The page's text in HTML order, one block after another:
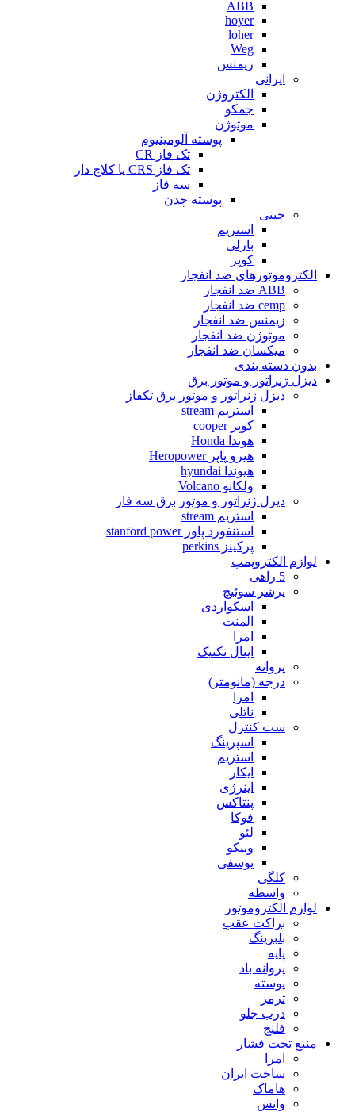
ABB
hoyer
loher
Weg
زیمنس
ایرانی
الکتروژن
جمکو
موتوژن
پوسته آلومینیوم
تک فاز CR
تک فاز CRS یا کلاچ دار
سه فاز
پوسته چدن
چینی
استریم
بارلی
کوپر
الکتروموتورهای ضد انفجار
ABB ضد انفجار
cemp ضد انفجار
زیمنس ضد انفجار
موتوژن ضد انفجار
میکسان ضد انفجار
بدون دسته بندی
دیزل ژنراتور و موتور برق
دیزل ژنراتور و موتور برق تکفاز
استریم stream
کوپر cooper
هوندا Honda
هیرو پاپر Heropower
هیوندا hyundai
ولکانو Volcano
دیزل ژنراتور و موتور برق سه فاز
استریم stream
استنفورد پاور stanford power
پرکینز perkins
لوازم الکتروپمپ
5 راهی
پرشر سوئیچ
اسکواردی
المنت
امرا
ایتال تکنیک
پروانه
درجه (مانومتر)
امرا
ناتلی
ست کنترل
اسپرینگ
استریم
ایکار
اینرژی
پنتاکس
فوکا
لئو
ونیکو
یوسفی
کلگی
واسطه
لوازم الکتروموتور
براکت عقب
بلبرینگ
پایه
پروانه باد
پوسته
ترمز
درب جلو
فلنج
منبع تحت فشار
امرا
ساخت ایران
هاماک
واتس